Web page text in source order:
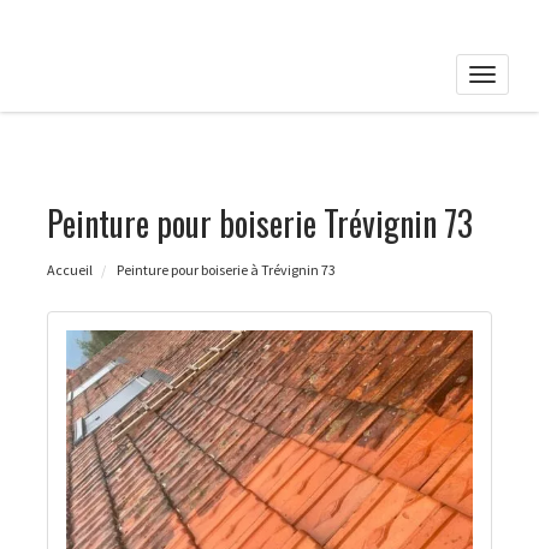
Toggle
Peinture pour boiserie Trévignin 73
Accueil Peinture pour boiserie à Trévignin 73